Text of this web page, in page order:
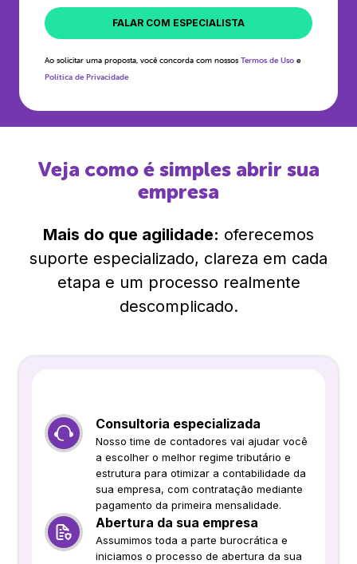
FALAR COM ESPECIALISTA
Ao solicitar uma proposta, você concorda com nossos Termos de Uso e
Política de Privacidade
Veja como é simples abrir sua
empresa
Mais do que agilidade: oferecemos
suporte especializado, clareza em cada
etapa e um processo realmente
descomplicado.
Consultoria especializada
Nosso time de contadores vai ajudar você
a escolher o melhor regime tributário e
estrutura para otimizar a contabilidade da
sua empresa, com contratação mediante
pagamento da primeira mensalidade.
Abertura da sua empresa
Assumimos toda a parte burocrática e
iniciamos o processo de abertura da sua